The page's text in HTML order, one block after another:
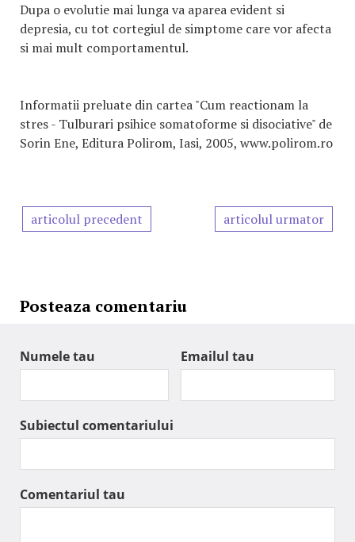
Dupa o evolutie mai lunga va aparea evident si
depresia, cu tot cortegiul de simptome care vor afecta
si mai mult comportamentul.
Informatii preluate din cartea "Cum reactionam la
stres - Tulburari psihice somatoforme si disociative" de
Sorin Ene, Editura Polirom, Iasi, 2005, www.polirom.ro
articolul precedent articolul urmator
Posteaza comentariu
Numele tau Emailul tau
Subiectul comentariului
Comentariul tau